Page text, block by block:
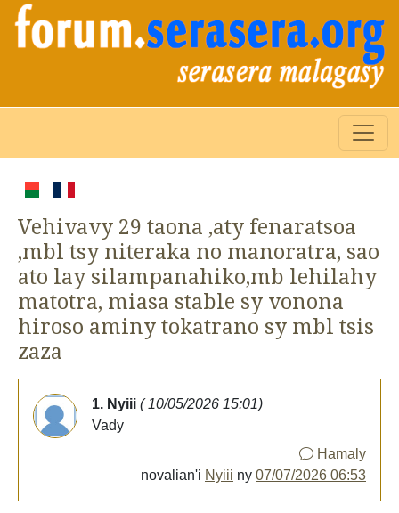
Vehivavy 29 taona ,aty fenaratsoa
,mbl tsy niteraka no manoratra, sao
ato lay silampanahiko,mb lehilahy
matotra, miasa stable sy vonona
hiroso aminy tokatrano sy mbl tsis
zaza
1. Nyiii ( 10/05/2026 15:01)
Vady
Hamaly
novalian'i Nyiii ny 07/07/2026 06:53